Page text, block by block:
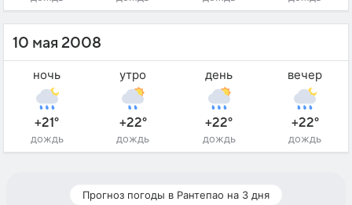
10 мая 2008
ночь
+21°
дождь
утро
+22°
дождь
день
+22°
дождь
вечер
+22°
дождь
Прогноз погоды в Рантепао на 3 дня